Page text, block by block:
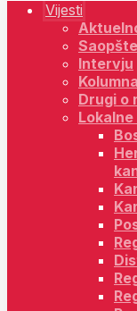
Vijesti
Intervju
Drugi o